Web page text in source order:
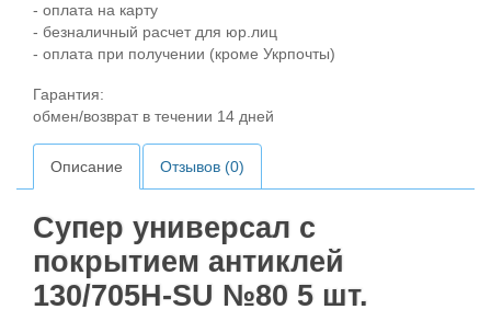
- оплата на карту
- безналичный расчет для юр.лиц
- оплата при получении (кроме Укрпочты)
Гарантия:
обмен/возврат в течении 14 дней
Описание Отзывов (0)
Супер универсал с
покрытием антиклей
130/705H-SU №80 5 шт.